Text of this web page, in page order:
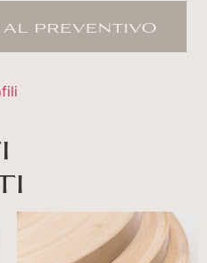
al preventivo